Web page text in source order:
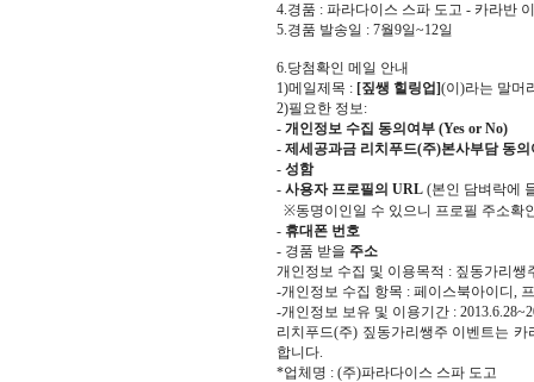
4.경품 : 파라다이스 스파 도고 - 카라반
5.경품 발송일 : 7월9일~12일
6.당첨확인 메일 안내
1)메일제목 : [짚쌩 힐링업](이)라는 말머
2)필요한 정보:
- 개인정보 수집 동의여부 (Yes or No)
- 제세공과금 리치푸드(주)본사부담 동의
- 성함
- 사용자 프로필의 URL (본인 담벼락에
※동명이인일 수 있으니 프로필 주소확
- 휴대폰 번호
- 경품 받을 주소
개인정보 수집 및 이용목적 : 짚동가리
-개인정보 수집 항목 : 페이스북아이디,
-개인정보 보유 및 이용기간 :
리치푸드(주) 짚동가리쌩주 이벤트는
합니다.
*업체명 : (주)파라다이스 스파 도고